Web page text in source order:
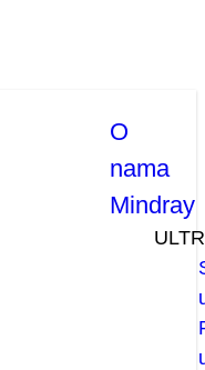
O
nama
Mindray